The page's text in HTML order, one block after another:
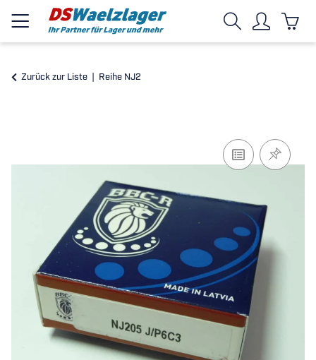
Zurück zur Liste Reihe NJ2